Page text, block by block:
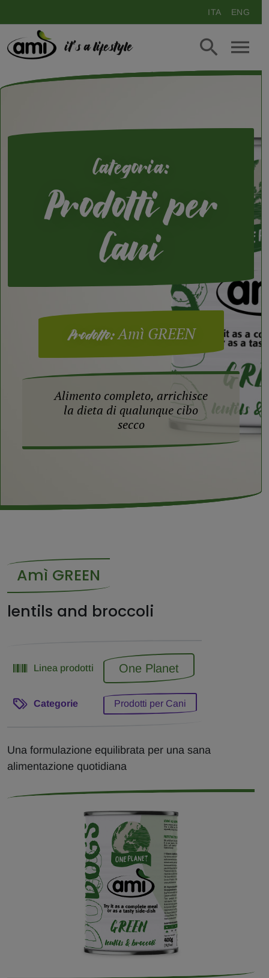
ITA ENG
it's a lifestyle
Categoria:
Prodotti per
Cani
Prodotto: Amì GREEN
Alimento completo, arrichisce
la dieta di qualunque cibo
secco
Amì GREEN
lentils and broccoli
Linea prodotti One Planet
Categorie Prodotti per Cani
Una formulazione equilibrata per una sana
alimentazione quotidiana